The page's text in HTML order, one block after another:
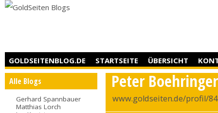
GOLDSEITENBLOG.DE STARTSEITE ÜBERSICHT
Alle Blogs
Gerhard Spannbauer
Matthias Lorch
Peter Boehringer
www.goldseiten.de/profil/